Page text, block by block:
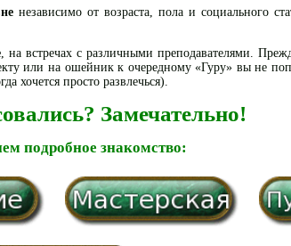
независимо от возраста, пола и социального
, на встречах с различными преподавателями.
или на ошейник к очередному «Гуру» вы не
хочется просто развлечься).
Замечательно!
подробное знакомство: